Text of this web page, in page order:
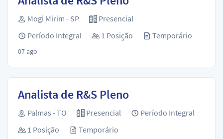
Mogi Mirim - SP
Presencial
Período Integral
1 Posição Temporário
07 ago
Analista de R&S Pleno
Palmas - TO Presencial
Período Integral
1 Posição
Temporário